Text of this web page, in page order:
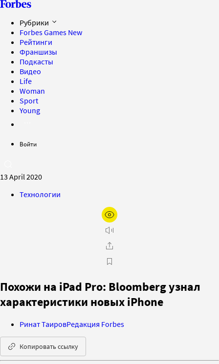
Рубрики
Forbes Games New
Рейтинги
Франшизы
Подкасты
Видео
Life
Woman
Sport
Young
Войти
13 April 2020
Технологии
Похожи на iPad Pro: Bloomberg узнал
характеристики новых iPhone
Ринат ТаировРедакция Forbes
Копировать ссылку